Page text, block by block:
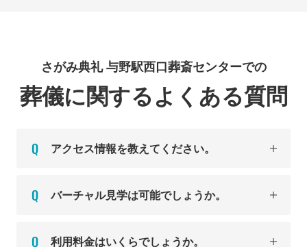
さがみ典礼 与野駅西口葬斎センターでの
葬儀に関するよくある質問
アクセス情報を教えてください。
バーチャル見学は可能でしょうか。
利用料金はいくらでしょうか。